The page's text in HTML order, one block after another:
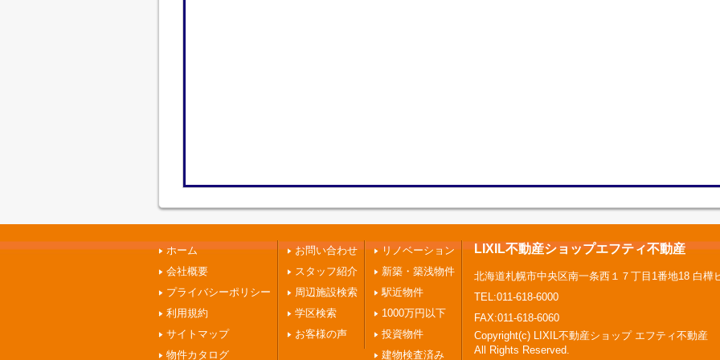
ホーム
会社概要
プライバシーポリシー
利用規約
サイトマップ
物件カタログ
お問い合わせ
スタッフ紹介
周辺施設検索
学区検索
お客様の声
リノベーション
新築・築浅物件
駅近物件
1000万円以下
投資物件
建物検査済み
LIXIL不動産ショップエフティ不動産
北海道札幌市中央区南一条西１７丁目1番地18 白樺
TEL:011-618-6000
FAX:011-618-6060
Copyright(c) LIXIL不動産ショップ エフティ不動産
All Rights Reserved.